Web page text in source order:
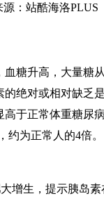
源：站酷海洛PLUS
糖升高，大量糖
绝对或相对缺乏
于正常体重糖尿
为正常人的4倍。
增生，提示胰岛